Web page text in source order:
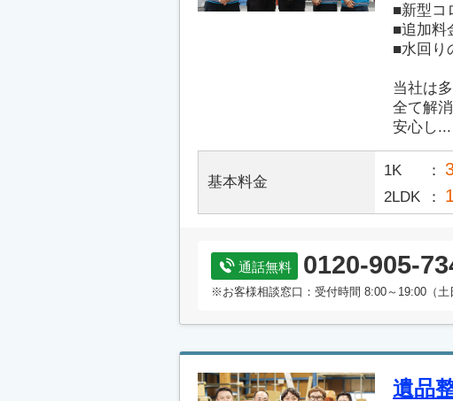
■新型コ
■追加料
■水回り
当社は
全て解
安心し...
基本料金
1K
2LDK
通話無料 0120-905-
※お客様相談窓口：受付時間 8:00～19:00（土
遺品